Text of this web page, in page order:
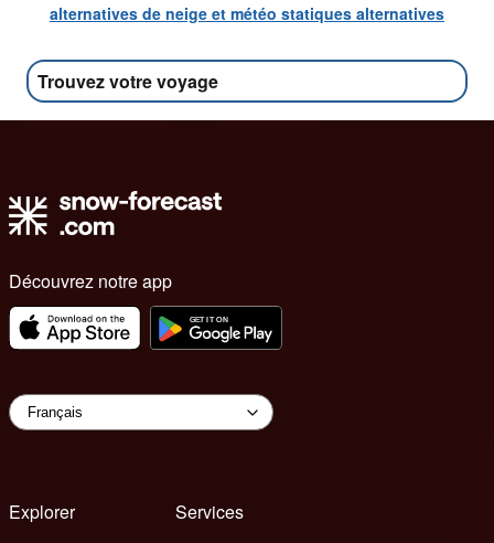
alternatives de neige et météo statiques alternatives
Trouvez votre voyage
Découvrez notre app
Explorer
Services